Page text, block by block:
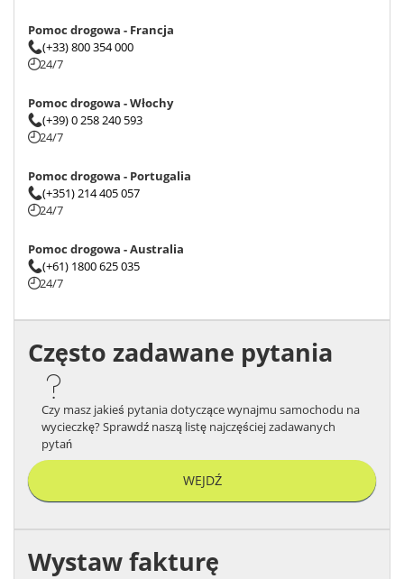
Pomoc drogowa - Francja
(+33) 800 354 000
24/7
Pomoc drogowa - Włochy
(+39) 0 258 240 593
24/7
Pomoc drogowa - Portugalia
(+351) 214 405 057
24/7
Pomoc drogowa - Australia
(+61) 1800 625 035
24/7
Często zadawane pytania
Czy masz jakieś pytania dotyczące wynajmu samochodu na
wycieczkę? Sprawdź naszą listę najczęściej zadawanych
pytań
WEJDŹ
Wystaw fakturę